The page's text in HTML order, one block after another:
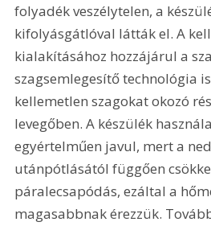
folyadék veszélytelen, a
kifolyásgátlóval látták el. A
kialakításához hozzájárul a
szagsemlegesítő technológia
kellemetlen szagokat okozó
levegőben. A készülék
egyértelműen javul, mert a
utánpótlásától függően
páralecsapódás, ezáltal a
magasabbnak érezzük.